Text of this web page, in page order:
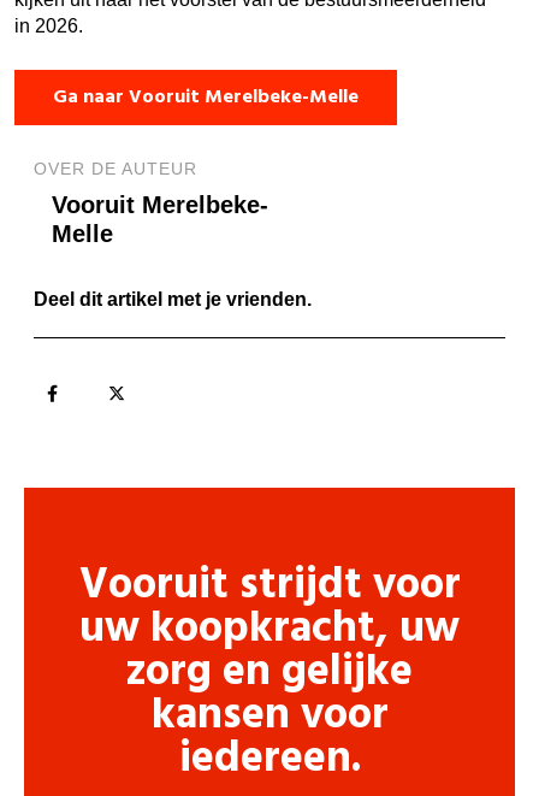
in 2026.
Ga naar Vooruit Merelbeke-Melle
OVER DE AUTEUR
Vooruit Merelbeke-
Melle
Deel dit artikel met je vrienden.
Vooruit strijdt voor
uw koopkracht, uw
zorg en gelijke
kansen voor
iedereen.